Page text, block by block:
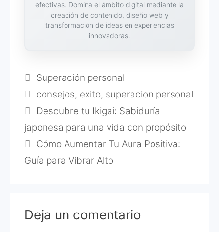
efectivas. Domina el ámbito digital mediante la
creación de contenido, diseño web y
transformación de ideas en experiencias
innovadoras.
Categorías
Superación personal
Etiquetas
consejos, exito, superacion personal
Descubre tu Ikigai: Sabiduría
japonesa para una vida con propósito
Cómo Aumentar Tu Aura Positiva:
Guía para Vibrar Alto
Deja un comentario